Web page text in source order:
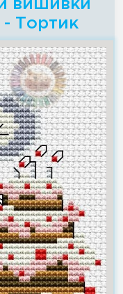
вишивки
Тортик